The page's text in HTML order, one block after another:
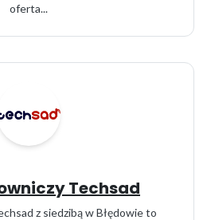
oferta...
Techsad
z siedzibą w Błędowie to